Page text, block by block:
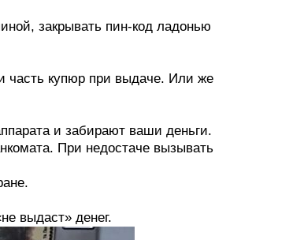
закрывать пин-код ладонью
часть купюр при выдаче. Или же
и забирают ваши деньги.
При недостаче вызывать
выдаст» денег.